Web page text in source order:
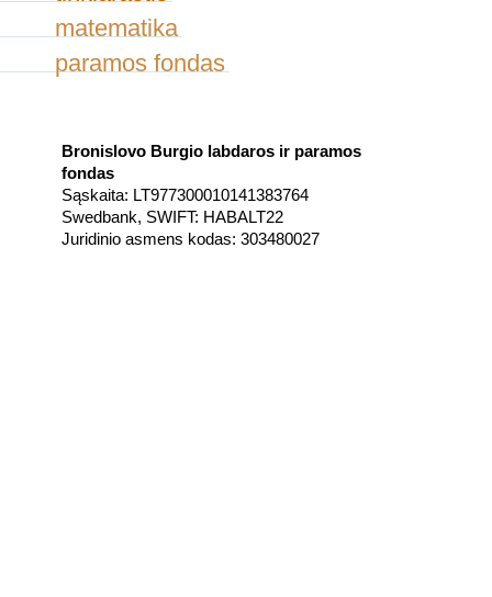
matematika
paramos fondas
Bronislovo Burgio labdaros ir paramos
fondas
Sąskaita: LT977300010141383764
Swedbank, SWIFT: HABALT22
Juridinio asmens kodas: 303480027